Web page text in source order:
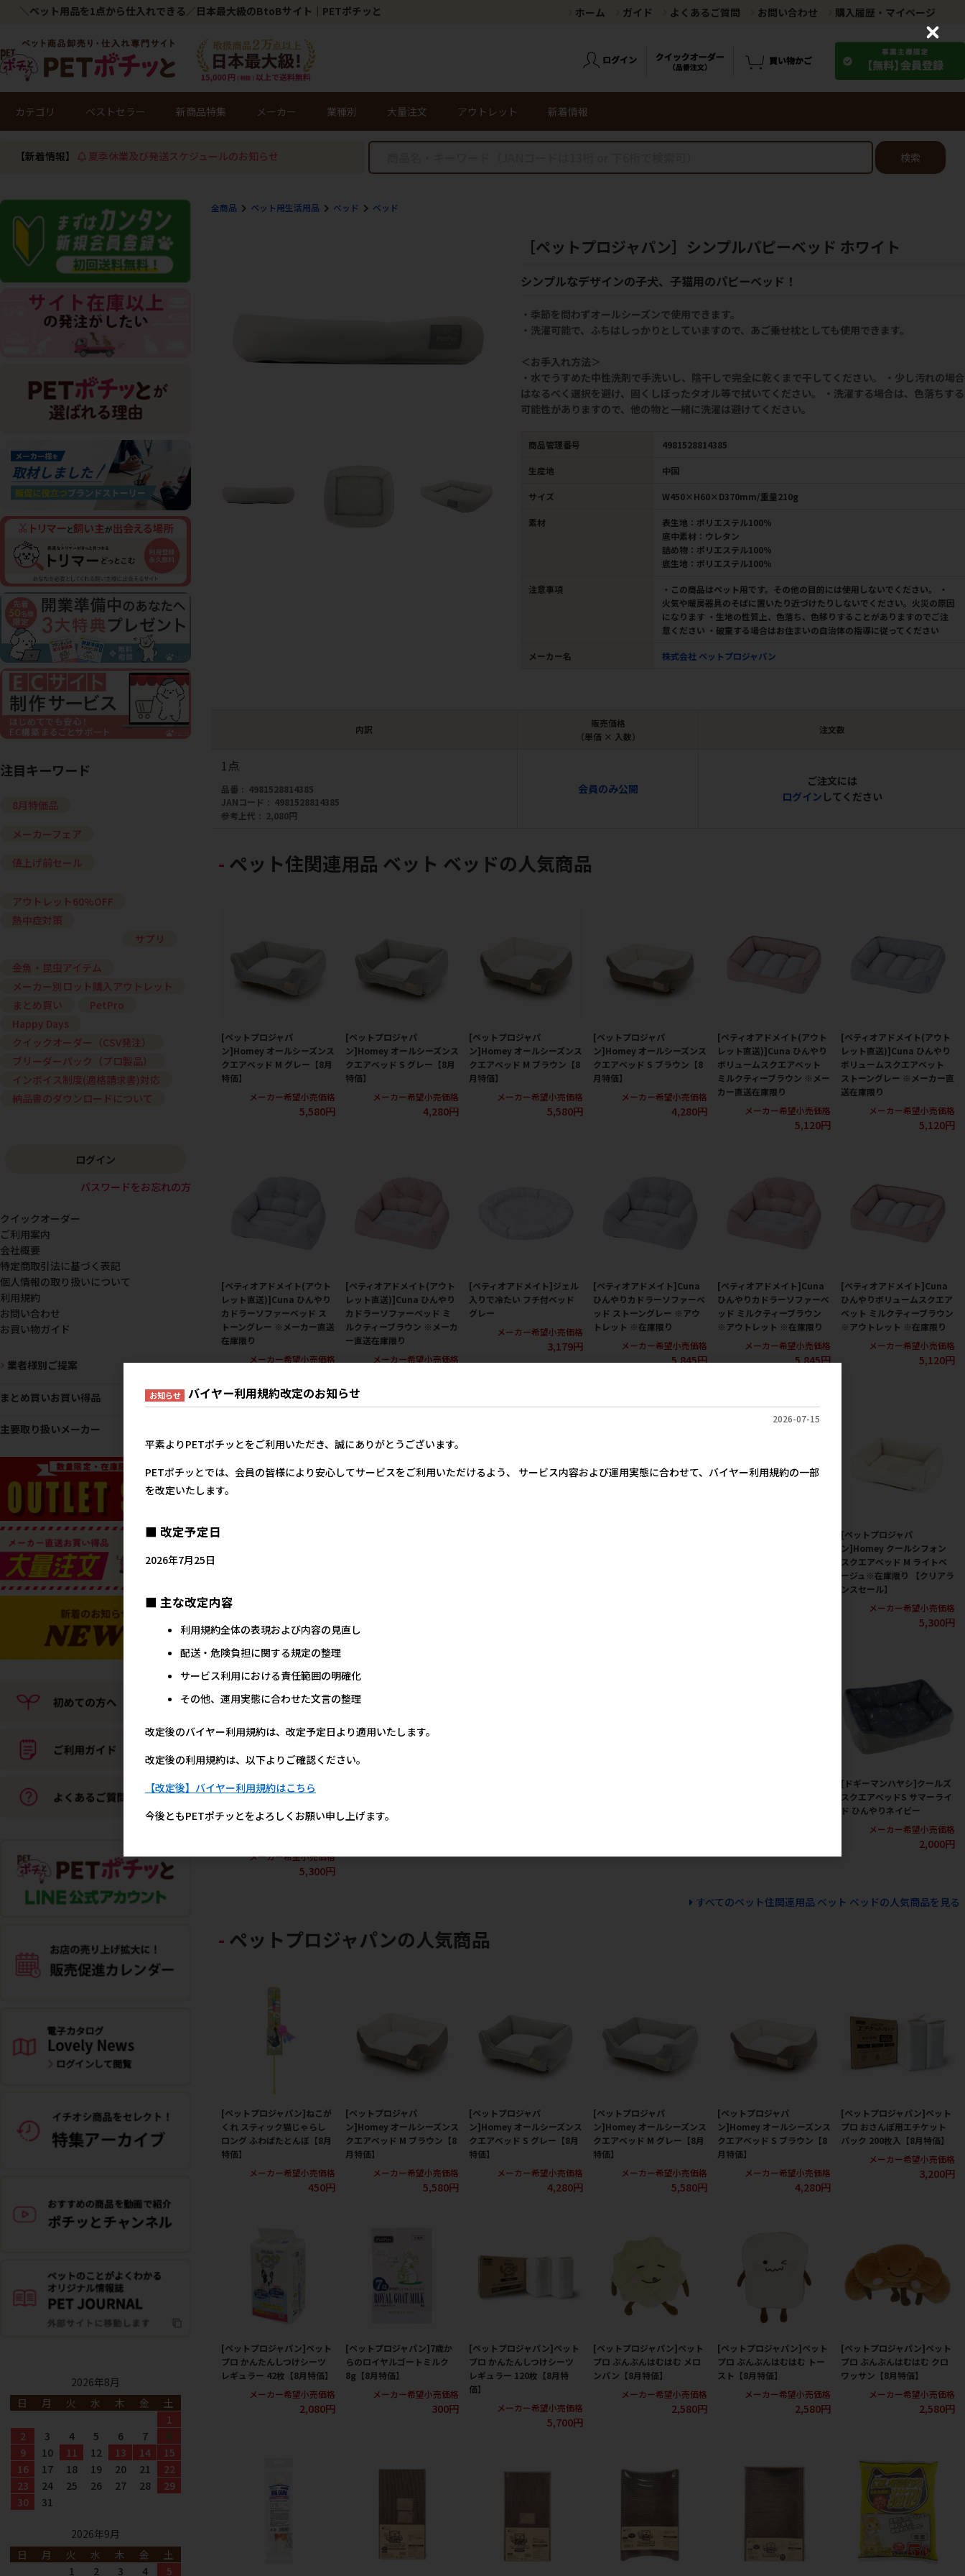
＼ペット用品を1点から仕入れできる／日本最大級のBtoBサイト｜PETポチッと ホーム ガイド よくあるご質問 お問い合わせ 購入履歴・マイページ
カテゴリ ベストセラー 新商品特集 メーカー 業種別 大量注文 アウトレット 新着情報
【新着情報】 夏季休業及び発送スケジュールのお知らせ 検索
全商品 ペット用生活用品 ベッド ベッド
［ペットプロジャパン］シンプルパピーベッド ホワイト
シンプルなデザインの子犬、子猫用のパピーベッド！
・季節を問わずオールシーズンで使用できます。
・洗濯可能で、ふちはしっかりとしていますので、あご乗せ枕としても使用できます。
＜お手入れ方法＞
・水でうすめた中性洗剤で手洗いし、陰干しで完全に乾くまで干してください。 ・少し汚れの場合
はなるべく選択を避け、固くしぼったタオル等で拭いてください。 ・洗濯する場合は、色落ちする
可能性がありますので、他の物と一緒に洗濯は避けてください。
商品管理番号 4981528814385
生産地 中国
サイズ W450×H60×D370mm/重量210g
素材
表生地：ポリエステル100％
底中素材：ウレタン
詰め物：ポリエステル100％
底生地：ポリエステル100％
注意事項
・この商品はペット用です。その他の目的には使用しないでください。 ・
火気や暖房器具のそばに置いたり近づけたりしないでください。火災の原因
になります ・生地の性質上、色落ち、色移りすることがありますのでご注
意ください ・破棄する場合はお住まいの自治体の指導に従ってください
メーカー名 株式会社 ペットプロジャパン
内訳
販売価格
（単価 × 入数）
注文数
1点
品番
4981528814385
JANコード
4981528814385
参考上代
2,080円
会員のみ公開
ご注文には
ログイン してください
ペット住関連用品 ベット ベッドの人気商品
[ペットプロジャパ
ン]Homey オールシーズンス
クエアベッド M グレー【8月
特価】
メーカー希望小売価格
5,580円
[ペットプロジャパ
ン]Homey オールシーズンス
クエアベッド S グレー【8月
特価】
メーカー希望小売価格
4,280円
[ペットプロジャパ
ン]Homey オールシーズンス
クエアベッド M ブラウン【8
月特価】
メーカー希望小売価格
5,580円
[ペットプロジャパ
ン]Homey オールシーズンス
クエアベッド S ブラウン【8
月特価】
メーカー希望小売価格
4,280円
[ペティオアドメイト(アウト
レット直送)]Cuna ひんやり
ボリュームスクエアベット
ミルクティーブラウン ※メー
カー直送在庫限り
メーカー希望小売価格
5,120円
[ペティオアドメイト(アウト
レット直送)]Cuna ひんやり
ボリュームスクエアベット
ストーングレー ※メーカー直
送在庫限り
メーカー希望小売価格
5,120円
[ペティオアドメイト(アウト
レット直送)]Cuna ひんやり
カドラーソファーベッド ス
トーングレー ※メーカー直送
在庫限り
メーカー希望小売価格
[ペティオアドメイト(アウト
レット直送)]Cuna ひんやり
カドラーソファーベッド ミ
ルクティーブラウン ※メーカ
ー直送在庫限り
メーカー希望小売価格
[ペティオアドメイト]ジェル
入りで冷たい フチ付ベッド
グレー
メーカー希望小売価格
3,179円
[ペティオアドメイト]Cuna
ひんやりカドラーソファーベ
ッド ストーングレー ※アウ
トレット ※在庫限り
メーカー希望小売価格
5,845円
[ペティオアドメイト]Cuna
ひんやりカドラーソファーベ
ッド ミルクティーブラウン
※アウトレット ※在庫限り
メーカー希望小売価格
5,845円
[ペティオアドメイト]Cuna
ひんやりボリュームスクエア
ベット ミルクティーブラウン
※アウトレット ※在庫限り
メーカー希望小売価格
5,120円
[ペットプロジャパ
ン]Homey クールシフォン
スクエアベッド M ライトベ
ージュ※在庫限り 【クリアラ
ンスセール】
メーカー希望小売価格
5,300円
[ペットプロジャパ
ン]Homey クールシフォン
スクエアベッド M スモーキ
ーブルー※在庫限り 【クリア
メーカー希望小売価格
5,300円
ツ
[ドギーマンハヤシ]クールズ
スクエアベッドS サマーライ
ド ひんやりネイビー
メーカー希望小売価格
2,000円
すべてのペット住関連用品 ベット ベッドの人気商品を見る
ペットプロジャパンの人気商品
[ペットプロジャパン]ねこが
くれ スティック猫じゃらし
ロング ふわぱたとんぼ【8月
特価】
メーカー希望小売価格
450円
[ペットプロジャパ
ン]Homey オールシーズンス
クエアベッド M ブラウン【8
月特価】
メーカー希望小売価格
5,580円
[ペットプロジャパ
ン]Homey オールシーズンス
クエアベッド S グレー【8月
特価】
メーカー希望小売価格
4,280円
[ペットプロジャパ
ン]Homey オールシーズンス
クエアベッド M グレー【8月
特価】
メーカー希望小売価格
5,580円
[ペットプロジャパ
ン]Homey オールシーズンス
クエアベッド S ブラウン【8
月特価】
メーカー希望小売価格
4,280円
[ペットプロジャパン]ペット
プロ おさんぽ用エチケット
パック 200枚入【8月特価】
メーカー希望小売価格
3,200円
[ペットプロジャパン]ペット
プロ かんたんしつけシーツ
レギュラー 42枚【8月特価】
メーカー希望小売価格
2,080円
[ペットプロジャパン]7歳か
らのロイヤルゴートミルク
8g【8月特価】
メーカー希望小売価格
300円
[ペットプロジャパン]ペット
プロ かんたんしつけシーツ
レギュラー 120枚【8月特
価】
メーカー希望小売価格
5,700円
[ペットプロジャパン]ペット
プロ ぶんぶんはむはむ メロ
ンパン【8月特価】
メーカー希望小売価格
2,580円
[ペットプロジャパン]ペット
プロ ぶんぶんはむはむ トー
スト【8月特価】
メーカー希望小売価格
2,580円
[ペットプロジャパン]ペット
プロ ぶんぶんはむはむ クロ
ワッサン【8月特価】
メーカー希望小売価格
2,580円
注目キーワード
8月特価品
メーカーフェア
値上げ前セール
アウトレット60%OFF
熱中症対策
サプリ
金魚・昆虫アイテム
メーカー別ロット購入アウトレット
まとめ買い
PetPro
Happy Days
クイックオーダー（CSV発注）
ブリーダーパック（プロ製品）
インボイス制度(適格請求書)対応
納品書のダウンロードについて
ログイン
パスワードをお忘れの方
クイックオーダー
ご利用案内
会社概要
特定商取引法に基づく表記
個人情報の取り扱いについて
利用規約
お問い合わせ
お買い物ガイド
業者様別ご提案
まとめ買いお買い得品
主要取り扱いメーカー
2026年8月
日
月 火 水 木 金
土
1
2
3 4 5 6 7
8
9
10 11 12 13 14
15
16
17 18 19 20 21
22
23
24 25 26 27 28
29
30
31
2026年9月
日
月 火 水 木 金
土
1
2 3 4 5
お知らせ バイヤー利用規約改定のお知らせ
2026-07-15
平素よりPETポチッとをご利用いただき、誠にありがとうございます。
PETポチッとでは、会員の皆様により安心してサービスをご利用いただけるよう、 サービス内容および運用実態に合わせて、バイヤー利用規約の一部
を改定いたします。
■ 改定予定日
2026年7月25日
■ 主な改定内容
利用規約全体の表現および内容の見直し
配送・危険負担に関する規定の整理
サービス利用における責任範囲の明確化
その他、運用実態に合わせた文言の整理
改定後のバイヤー利用規約は、改定予定日より適用いたします。
改定後の利用規約は、以下よりご確認ください。
【改定後】バイヤー利用規約はこちら
今後ともPETポチッとをよろしくお願い申し上げます。
C
o
s
e